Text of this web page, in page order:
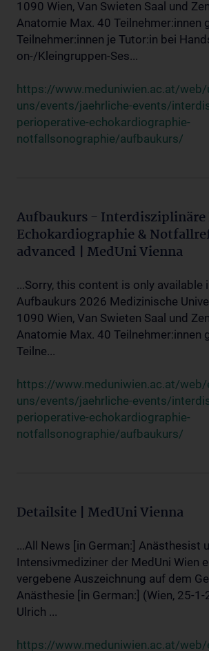
1090 Wien, Van Swieten Saal und
Anatomie Max. 40 Teilnehmer:innen
Teilnehmer:innen je Tutor:in bei
on-/Kleingruppen-Ses...
https://www.meduniwien.ac.at/web/
uns/events/jaehrliche-events/
perioperative-echokardiographie-
notfallsonographie/aufbaukurs/
Aufbaukurs - Interdisziplinäre
Echokardiographie &
advanced | MedUni Vienna
...Sorry, this content is only available
Aufbaukurs 2026 Medizinische
1090 Wien, Van Swieten Saal und
Anatomie Max. 40 Teilnehmer:innen
Teilne...
https://www.meduniwien.ac.at/web/
uns/events/jaehrliche-events/
perioperative-echokardiographie-
notfallsonographie/aufbaukurs/
Detailsite | MedUni Vienna
...All News [in German:] Anästhesist
Intensivmediziner der MedUni Wien
vergebene Auszeichnung auf dem
Anästhesie [in German:] (Wien, 25-
Ulrich ...
https://www.meduniwien.ac.at/